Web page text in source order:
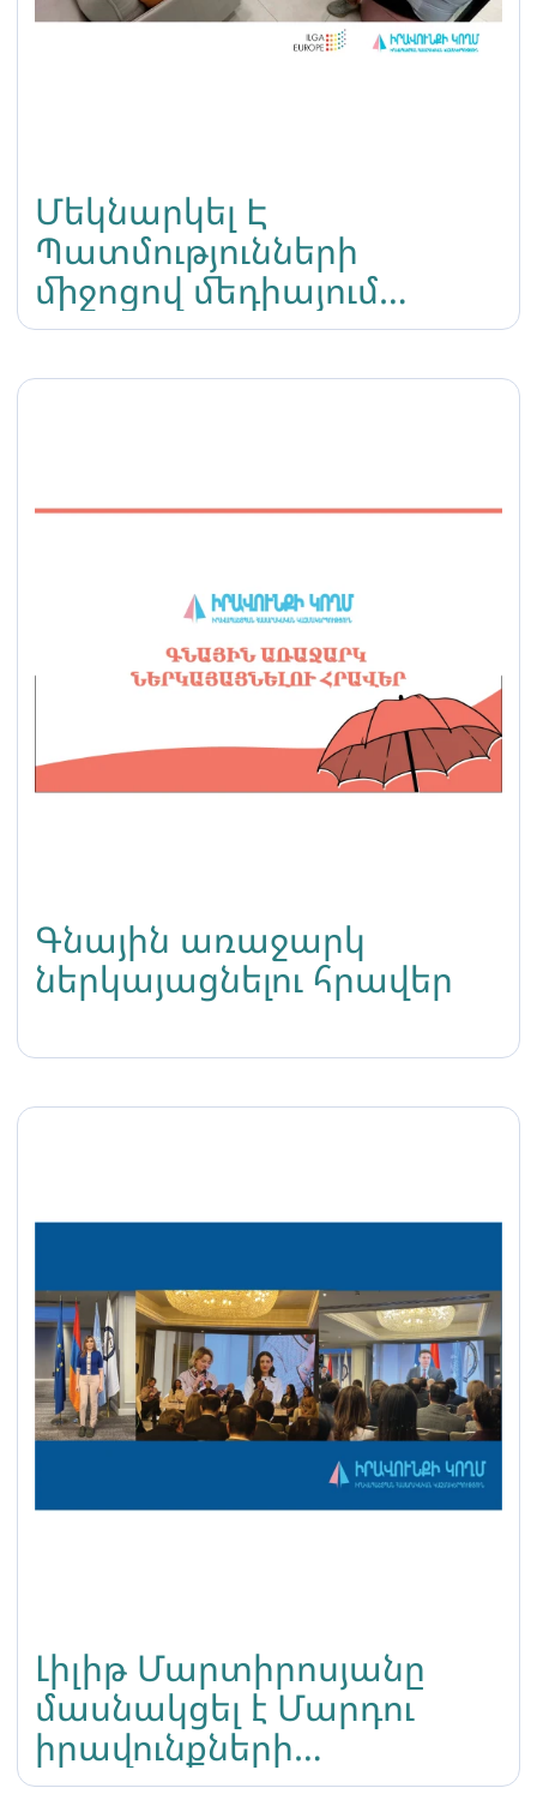
Մեկնարկել Է
Պատմությունների
միջոցով մեդիայում
վիճարկում ենք տրանս
անձանց մասին
Գնային առաջարկ
ներկայացնելու հրավեր
Լիլիթ Մարտիրոսյանը
մասնակցել է Մարդու
իրավունքների
միջազգային օրվա